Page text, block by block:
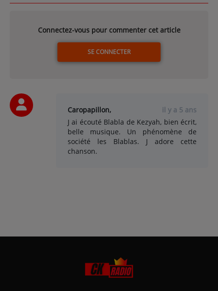
Connectez-vous pour commenter cet article
SE CONNECTER
Caropapillon,
il y a 5 ans
J ai écouté Blabla de Kezyah, bien écrit,
belle musique. Un phénomène de
société les Blablas. J adore cette
chanson.